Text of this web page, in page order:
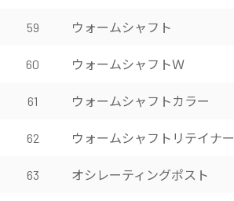
59 ウォームシャフト
60 ウォームシャフトＷ
61 ウォームシャフトカラー
62 ウォームシャフトリテイナー
63 オシレーティングポスト